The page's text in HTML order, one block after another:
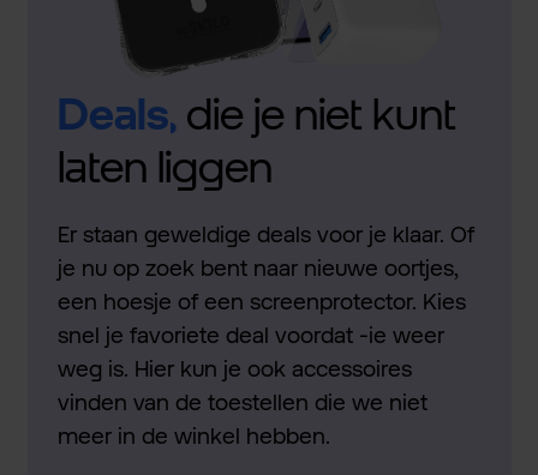
Deals,die je niet kunt
laten liggen
Er staan geweldige deals voor je klaar. Of
je nu op zoek bent naar nieuwe oortjes,
een hoesje of een screenprotector. Kies
snel je favoriete deal voordat -ie weer
weg is. Hier kun je ook accessoires
vinden van de toestellen die we niet
meer in de winkel hebben.